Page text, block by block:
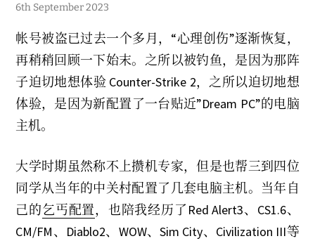
1
t
h
e
p
t
e
m
b
e
0
2
3
6th September 2023
帐号被盗已过去一个多月，“心理创伤”逐渐恢复，
再稍稍回顾一下始末。之所以被钓鱼，是因为那阵
子迫切地想体验 Counter-Strike 2，之所以迫切地想
体验，是因为新配置了一台贴近”Dream PC”的电脑
主机。
大学时期虽然称不上攒机专家，但是也帮三到四位
同学从当年的中关村配置了几套电脑主机。当年自
己的乞丐配置，也陪我经历了Red Alert3、CS1.6、
CM/FM、Diablo2、WOW、Sim City、Civilization III等